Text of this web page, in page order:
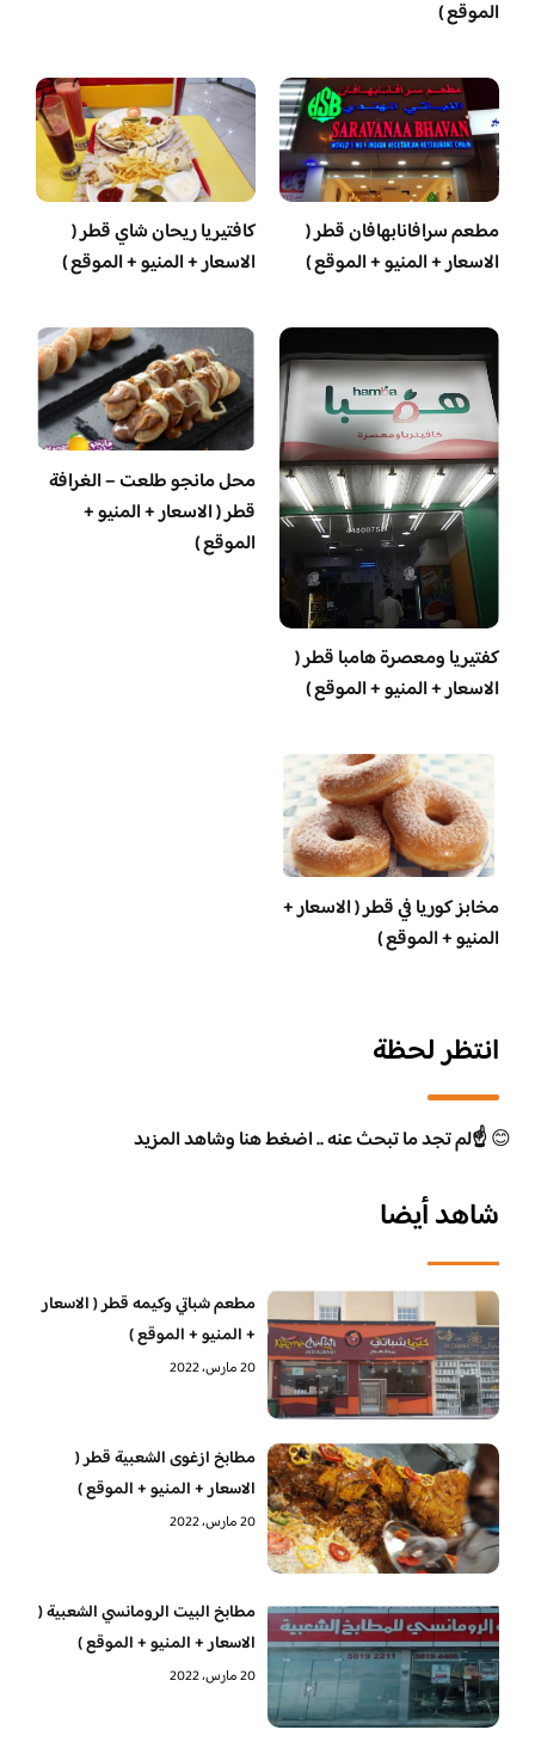
الموقع )
مطعم سرافانابهافان قطر (
الاسعار + المنيو + الموقع )
كافتيريا ريحان شاي قطر (
الاسعار + المنيو + الموقع )
‏كفتيريا ومعصرة هامبا قطر (
الاسعار + المنيو + الموقع )
محل مانجو طلعت – الغرافة
قطر ( الاسعار + المنيو +
الموقع )
مخابز كوريا في قطر ( الاسعار +
المنيو + الموقع )
انتظر لحظة
😊☝️لم تجد ما تبحث عنه .. اضغط هنا وشاهد المزيد
شاهد أيضا
مطعم شباتي وكيمه قطر ( الاسعار
+ المنيو + الموقع )
20 مارس، 2022
مطابخ ازغوى الشعبية قطر (
الاسعار + المنيو + الموقع )
20 مارس، 2022
مطابخ البيت الرومانسي الشعبية (
الاسعار + المنيو + الموقع )
20 مارس، 2022